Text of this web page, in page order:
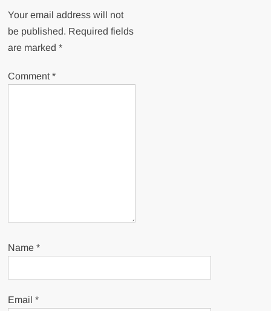
Your email address will not
be published. Required fields
are marked*
Comment*
Name*
Email*